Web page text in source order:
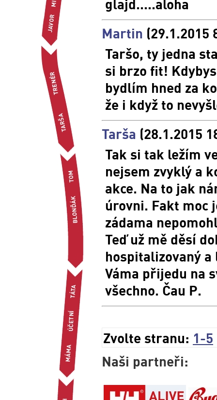
glajd.....aloha
Martin (29.1.2015
Taršo, ty jedna
si brzo fit!
bydlím hned za
že i když to
Tarša (28.1.2015
Tak si tak ležím
nejsem zvyklý a
akce. Na to jak
úrovni. Fakt moc
zádama
Teď už mě děsí
hospitalizovaný a
Váma přijedu na
všechno. Čau P.
Zvolte stranu: 1-5
Naši partneři: